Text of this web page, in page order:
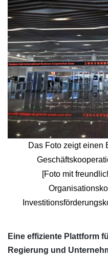
Das Foto zeigt einen
[Foto mit
​Eine effiziente Plattform
Regierung und